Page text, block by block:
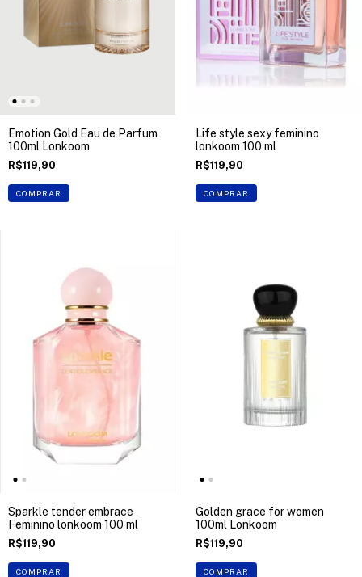
Emotion Gold Eau de Parfum
100ml Lonkoom
R$119,90
COMPRAR
Life style sexy feminino
lonkoom 100 ml
R$119,90
COMPRAR
Sparkle tender embrace
Feminino lonkoom 100 ml
R$119,90
COMPRAR
Golden grace for women
100ml Lonkoom
R$119,90
COMPRAR